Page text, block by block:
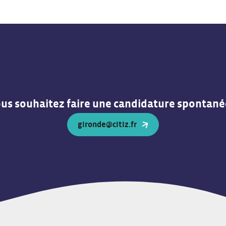
souhaitez faire une candidature
gironde@citiz.fr